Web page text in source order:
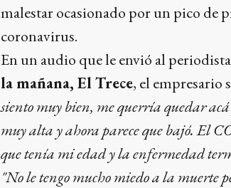
malestar ocasionado por un pico de
coronavirus.
En un audio que le envió al periodista
la mañana, El Trece, el empresario
siento muy bien, me querría quedar
muy alta y ahora parece que bajó. El
que tenía mi edad y la enfermedad
"No le tengo mucho miedo a la muerte